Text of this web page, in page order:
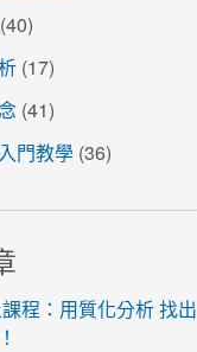
(40)
(17)
(41)
門教學 (36)
程：用質化分析 找出